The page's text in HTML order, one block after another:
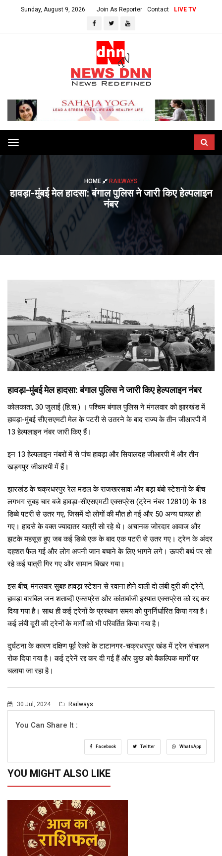
Sunday, August 9, 2026 Join As Reporter Contact LIVE TV
Toggle
navigation
HOME RAILWAYS
हावड़ा-मुंबई मेल हादसा: बंगाल पुलिस ने जारी किए हेल्पलाइन
नंबर
हावड़ा-मुंबई मेल हादसा: बंगाल पुलिस ने जारी किए हेल्पलाइन नंबर
कोलकाता, 30 जुलाई (हि.स.) । पश्चिम बंगाल पुलिस ने मंगलवार को झारखंड में
हावड़ा-मुंबई सीएसएमटी मेल के पटरी से उतरने के बाद राज्य के तीन जीआरपी में
13 हेल्पलाइन नंबर जारी किए हैं।
इन 13 हेल्पलाइन नंबरों में से पांच हावड़ा और सियालदह जीआरपी में और तीन
खड़गपुर जीआरपी में हैं।
झारखंड के चक्रधरपुर रेल मंडल के राजखरसावां और बड़ा बंबो स्टेशनों के बीच
लगभग सुबह चार बजे हावड़ा-सीएसएमटी एक्सप्रेस (ट्रेन नंबर 12810) के 18
डिब्बे पटरी से उतर गए, जिसमें दो लोगों की मौत हो गई और 50 अन्य घायल हो
गए। हादसे के वक्त ज्यादातर यात्री सो रहे थे। अचानक जोरदार आवाज और
झटके महसूस हुए जब कई डिब्बे एक के बाद एक पटरी से उतर गए। ट्रेन के अंदर
दहशत फैल गई और लोग अपनी जान बचाने के लिए भागने लगे। ऊपरी बर्थ पर सो
रहे कई यात्री गिर गए और सामान बिखर गया।
इस बीच, मंगलवार सुबह हावड़ा स्टेशन से रवाना होने वाली दो लंबी दूरी की ट्रेनें,
हावड़ा बारबिल जन शताब्दी एक्सप्रेस और कांताबांजी इस्पात एक्सप्रेस को रद्द कर
दिया गया है। साथ ही कई ट्रेनों के प्रस्थान समय को पुनर्निर्धारित किया गया है।
कई लंबी दूरी की ट्रेनों के मार्गों को भी परिवर्तित किया गया है।
दुर्घटना के कारण दक्षिण पूर्व रेलवे के टाटानगर-चक्रधरपुर खंड में ट्रेन संचालन
रोक दिया गया है। कई ट्रेनें रद्द कर दी गई हैं और कुछ को वैकल्पिक मार्गों पर
चलाया जा रहा है।
30 Jul, 2024 Railways
You Can Share It :
Facebook Twitter WhatsApp
YOU MIGHT ALSO LIKE